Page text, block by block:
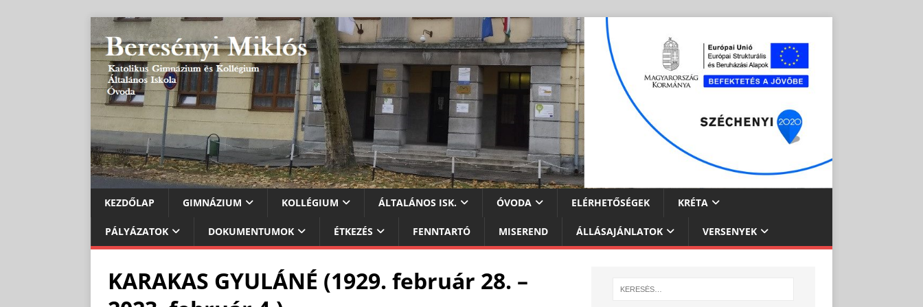
KEZDŐLAP GIMNÁZIUM KOLLÉGIUM ÁLTALÁNOS ISK. ÓVODA ELÉRHETŐSÉGEK KRÉTA
PÁLYÁZATOK DOKUMENTUMOK ÉTKEZÉS FENNTARTÓ MISEREND ÁLLÁSAJÁNLATOK VERSENYEK
KARAKAS GYULÁNÉ (1929. február 28. –